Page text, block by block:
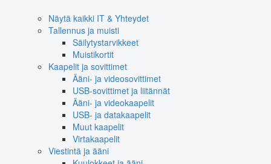
Näytä kaikki IT & Yhteydet
Tallennus ja muisti
Säilytystarvikkeet
Muistikortit
Kaapelit ja sovittimet
Ääni- ja videosovittimet
USB-sovittimet ja liitännät
Ääni- ja videokaapelit
USB- ja datakaapelit
Muut kaapelit
Virtakaapelit
Viestintä ja ääni